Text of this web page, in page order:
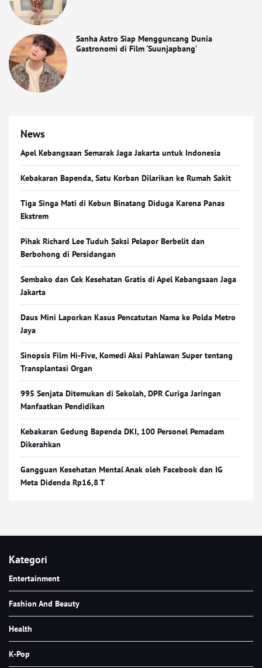
Sanha Astro Siap Mengguncang Dunia
Gastronomi di Film ‘Suunjapbang’
News
Apel Kebangsaan Semarak Jaga Jakarta untuk Indonesia
Kebakaran Bapenda, Satu Korban Dilarikan ke Rumah Sakit
Tiga Singa Mati di Kebun Binatang Diduga Karena Panas
Ekstrem
Pihak Richard Lee Tuduh Saksi Pelapor Berbelit dan
Berbohong di Persidangan
Sembako dan Cek Kesehatan Gratis di Apel Kebangsaan Jaga
Jakarta
Daus Mini Laporkan Kasus Pencatutan Nama ke Polda Metro
Jaya
Sinopsis Film Hi-Five, Komedi Aksi Pahlawan Super tentang
Transplantasi Organ
995 Senjata Ditemukan di Sekolah, DPR Curiga Jaringan
Manfaatkan Pendidikan
Kebakaran Gedung Bapenda DKI, 100 Personel Pemadam
Dikerahkan
Gangguan Kesehatan Mental Anak oleh Facebook dan IG
Meta Didenda Rp16,8 T
Kategori
Entertainment
Fashion And Beauty
Health
K-Pop